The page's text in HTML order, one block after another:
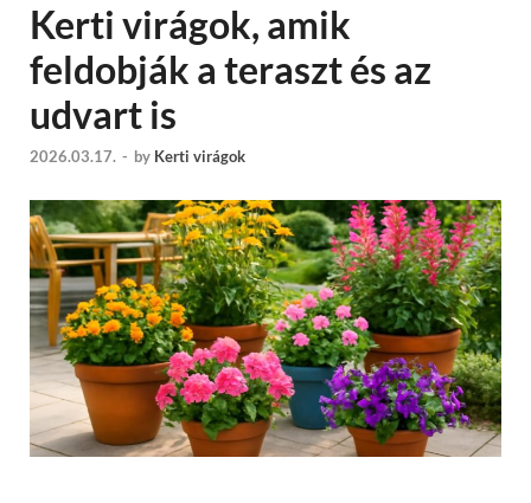
Kerti virágok, amik
feldobják a teraszt és az
udvart is
2026.03.17. - by Kerti virágok